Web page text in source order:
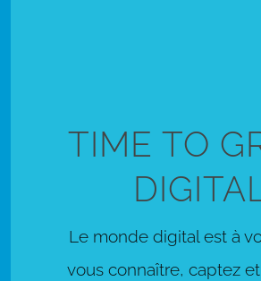
TIME TO
Le monde digital est à
vous connaître, captez